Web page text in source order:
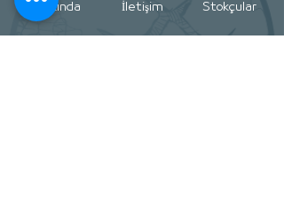
hakkında İletişim Stokçular